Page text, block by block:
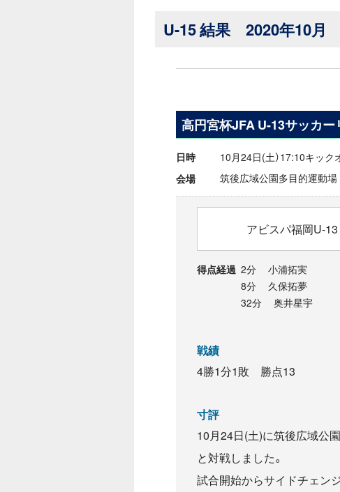
U-15 結果 2020年10月
高円宮杯JFA U-13サッカ
日時
10月24日(土）17:10キック
会場
筑後広域公園多目的運動場
アビスパ福岡U-13
得点経過 2分 小浦拓実
8分 久保拓夢
32分 奥井星宇
戦績
4勝1分1敗 勝点13
寸評
10月24日(土)に筑後広域公
と対戦しました。
試合開始からサイドチェン